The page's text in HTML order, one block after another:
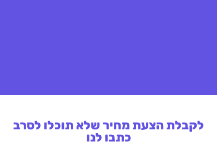
לקבלת הצעת מחיר שלא תוכלו לסרב
כתבו לנו